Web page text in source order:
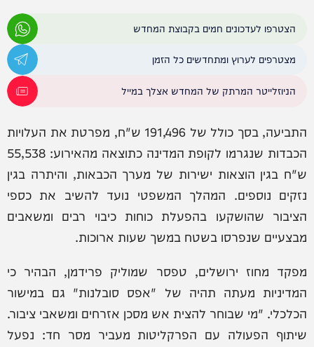
הצטרפו לעדכונים חמים בקבוצת המחדש
מצטרפים לערוץ ומתחדשים כל הזמן
הניוזלייטר המרתק של המחדש אצלך במייל
התביעה, בסך כולל של 191,496 ש"ח, מפרטת את העלויות
הכבדות שנגרמו לקופת המדינה כתוצאה מהאירוע: 55,538
ש"ח בגין הוצאות ישירות של מערך הכבאות, והיתרה בגין
נזקים נוספים. המהלך המשפטי נועד להשיב את כספי
הציבור שהושקעו בהפעלת כוחות כיבוי רבים ומשאבים
מבצעיים שנפרסו בשטח במשך שעות ארוכות.
מפקד מחוז ירושלים, טפסר שמוליק פרידמן, הבהיר כי
המדיניות מעתה תהיה של "אפס סובלנות" גם במישור
הכלכלי. "מי שבוחר להצית אש מסכן אזרחים ומשאבי ציבור.
שיתוף הפעולה עם הפרקליטות מעביר מסר חד: נפעל